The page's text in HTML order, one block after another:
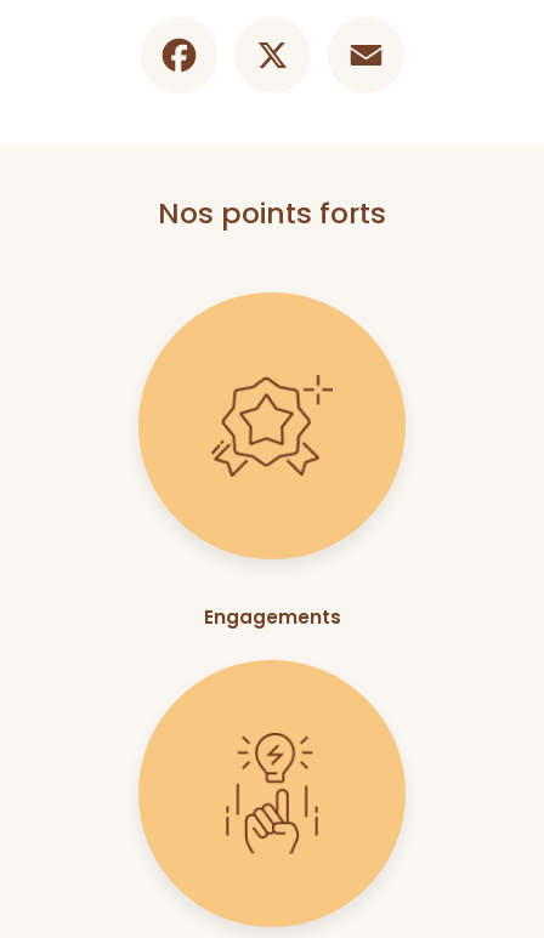
Nos points forts
Engagements